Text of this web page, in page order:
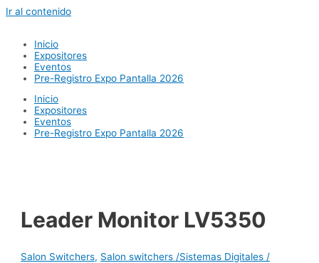
Ir al contenido
Inicio
Expositores
Eventos
Pre-Registro Expo Pantalla 2026
Inicio
Expositores
Eventos
Pre-Registro Expo Pantalla 2026
Leader Monitor LV5350
Salon Switchers, Salon switchers /Sistemas Digitales /